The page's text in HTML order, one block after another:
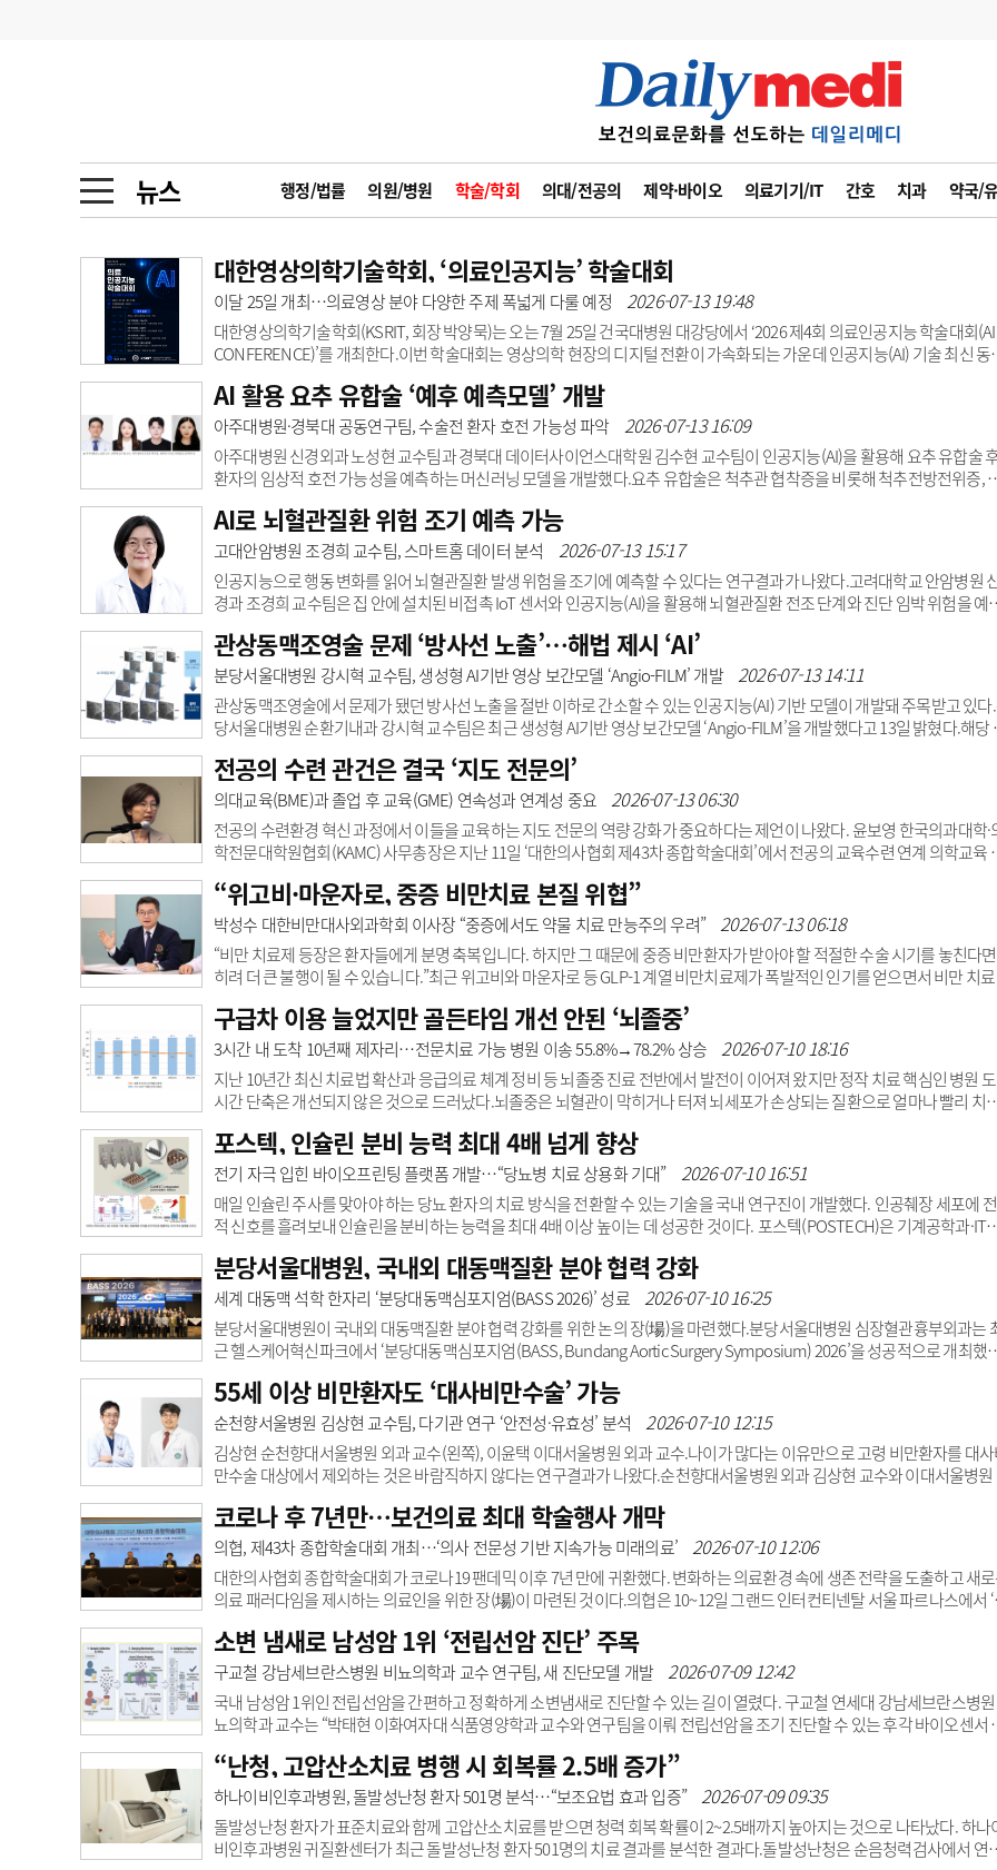
뉴스 행정/법률 의원/병원 학술/학회 의대/전공의 제약·바이오 의료기기/IT 간호 치과 약국/
금주의 검색어
1
의사인력 수급 추계
2
성분명 처방
3
AI의료
4
전공의 모집 결과
5
의사국시 합격률
6
관리급여 실시
8
9
의과대학 입시
사고
수첩
인물 초대석 피플
포토뉴스 포토뉴스
메디 Hospital 지역병원 중소병원
인포메이션 행정처분 판례 유권해석
학회/연수강좌 행사
고객센터 회사소개 법적고지
대한영상의학기술학회, ‘의료인공지능’ 학술대회
이달 25일 개최…의료영상 분야 다양한 주제 폭넓게 다룰 예정 2026-07-13 19:48
대한영상의학기술학회(KSRIT, 회장 박양묵)는 오는 7월 25일 건국대병원 대강당에서 ‘2026 제4회 의료인공지능 학술대회(AI
CONFERENCE)’를 개최한다.이번 학술대회는 영상의학 현장의 디지털 전환이 가속화되는 가운데 인공지능(AI) 기술 최신 동
전(全) 과정에 빠르게 스며들면서, 이를 실제 검사 현장에서 다루는 방사선사 역할과 전문성에 대한 논의도 그 어느 때보다 활발
해지고 있다.학회는 그동안 의료인공지능 학술대회를 정례적으로 개최하며, 의료영상 기술 고도화가 임상 현장과 방사선사 역
할에 가져오는 변화를 지속적으로 조명해 왔다. 이번 학술대회에서..
AI 활용 요추 유합술 ‘예후 예측모델’ 개발
아주대병원·경북대 공동연구팀, 수술전 환자 호전 가능성 파악 2026-07-13 16:09
아주대병원 신경외과 노성현 교수팀과 경북대 데이터사이언스대학원 김수현 교수팀이 인공지능(AI)을 활용해 요추 유합술
환자의 임상적 호전 가능성을 예측하는 머신러닝 모델을 개발했다.요추 유합술은 척추관 협착증을 비롯해 척추전방전위증,
삶의 질이 얼마나 개선됐는지가 중요한 치료 성과로 평가되고 있다.연구팀은 2021년 1월부터 2023년 12월까지 아주대병원에
요추 유합술을 받은 환자 359명의 임상 데이터를 분석했다. 나이, 성별, 체질량지수(BMI), 골밀도, 흡연력, 당뇨·고혈압 등 22개
수술 전(前) 정보를 바탕으로 수술 후(後) 임상적으로 의미 있는 호전..
AI로 뇌혈관질환 위험 조기 예측 가능
고대안암병원 조경희 교수팀, 스마트홈 데이터 분석 2026-07-13 15:17
인공지능으로 행동 변화를 읽어 뇌혈관질환 발생 위험을 조기에 예측할 수 있다는 연구결과가 나왔다.고려대학교 안암병원
경과 조경희 교수팀은 집 안에 설치된 비접촉 IoT 센서와 인공지능(AI)을 활용해 뇌혈관질환 전조 단계와 진단 임박 위험을 예
다. 대상자는 뇌혈관질환 진단이력이 없는 대조군 598명, 이미 진단받은 환자 598명, 처음에는 진단 이력이 없었지만 이후 뇌경
색 또는 뇌출혈로 병원 이송된 전조군 28명으로 나눴다.연구팀은 움직임 센서, 출입문 센서, 실내 온습도 센서에서 얻은 자료를
바탕으로 신체활동, 수면 패턴, 실내 환경 정보를 분석했다. 특히..
관상동맥조영술 문제 ‘방사선 노출’…해법 제시 ‘AI’
분당서울대병원 강시혁 교수팀, 생성형 AI기반 영상 보간모델 ‘Angio-FILM’ 개발 2026-07-13 14:11
관상동맥조영술에서 문제가 됐던 방사선 노출을 절반 이하로 간소할 수 있는 인공지능(AI) 기반 모델이 개발돼 주목받고 있다
당서울대병원 순환기내과 강시혁 교수팀은 최근 생성형 AI기반 영상 보간모델 ‘Angio-FILM’을 개발했다고 13일 밝혔다.해당
영술은 심장과 관상동맥의 빠른 박동에 맞춰 1초에 10~15장(프레임) 영상을 촬영하는데 초당 프레임 수가 높을수록 환자와 의
진의 방사선 노출도 증가한다는 문제가 있다.그러나 방사선량을 줄이기 위해 촬영 프레임을 낮추면 장면 사이 시간 간격이 길어
지면서 혈관 움직임이 끊기거나 떨리는 등 영상 품질에 대한 우려가 있다.이에 따라 현..
전공의 수련 관건은 결국 ‘지도 전문의’
의대교육(BME)과 졸업 후 교육(GME) 연속성과 연계성 중요 2026-07-13 06:30
전공의 수련환경 혁신 과정에서 이들을 교육하는 지도 전문의 역량 강화가 중요하다는 제언이 나왔다. 윤보영 한국의과대학·
학전문대학원협회(KAMC) 사무총장은 지난 11일 ‘대한의사협회 제43차 종합학술대회’에서 전공의 교육수련 연계 의학교육
계 필요성을 주장했다. 두 교육이 교육 영역과 목표, 소통 불일치 등으로 단절된 상황 속에서 전체적인 의사 역량과 교육을 연결
해 연속성을 확보하는 것이 중요한 과제라는 진단이다.이 과정에서 임상 교수 역할을 핵심 열쇠로 제시했다. 의과대학과 수련병
원에 동시에 소속된 교육자로서 자연스럽게 연결성을 만들어줄 수 ..
“위고비·마운자로, 중증 비만치료 본질 위협”
박성수 대한비만대사외과학회 이사장 “중증에서도 약물 치료 만능주의 우려” 2026-07-13 06:18
“비만 치료제 등장은 환자들에게 분명 축복입니다. 하지만 그 때문에 중증 비만환자가 받아야 할 적절한 수술 시기를 놓친다
히려 더 큰 불행이 될 수 있습니다.”최근 위고비와 마운자로 등 GLP-1 계열 비만치료제가 폭발적인 인기를 얻으면서 비만 치
다’는 인식도 빠르게 확산되고 있다.대한비만대사외과학회 박성수 초대 이사장(고려대학교 안암병원)은 이러한 분위기에 대해
“의학적 근거와는 거리가 먼 매우 위험한 오해”라고 단언했다.그는 “비만치료는 환자 상태에 맞게 약물과 수술을 적절히 활용해
야 한다”며 “특히 중증 비만에서는 비만대사수술이 여전히 가장 효과적이고 지속 ..
구급차 이용 늘었지만 골든타임 개선 안된 ‘뇌졸중’
3시간 내 도착 10년째 제자리…전문치료 가능 병원 이송 55.8%→78.2% 상승 2026-07-10 18:16
지난 10년간 최신 치료법 확산과 응급의료 체계 정비 등 뇌졸중 진료 전반에서 발전이 이어져 왔지만 정작 치료 핵심인 병원
시간 단축은 개선되지 않은 것으로 드러났다.뇌졸중은 뇌혈관이 막히거나 터져 뇌세포가 손상되는 질환으로 얼마나 빨리 치
신경과 김준엽·배희준 교수 연구팀은 지난 10년간 국내 뇌졸중 진료와 그 결과가 어떻게 변화해 왔는지를 종합적으로 분석한 연
구 결과를 8일 발표했다.건강보험심사평가원 ‘급성기 뇌졸중 적정성 평가’ 자료와 국민건강보험공단 청구 자료와 사망 자료를
연계해 2013년부터 2023년까지 뇌졸중 환자 데이터 13만 6191건을 분석한 것이다.그 ..
포스텍, 인슐린 분비 능력 최대 4배 넘게 향상
전기 자극 입힌 바이오프린팅 플랫폼 개발…“당뇨병 치료 상용화 기대” 2026-07-10 16:51
매일 인슐린 주사를 맞아야 하는 당뇨 환자의 치료 방식을 전환할 수 있는 기술을 국내 연구진이 개발했다. 인공췌장 세포에
적 신호를 흘려보내 인슐린을 분비하는 능력을 최대 4배 이상 높이는 데 성공한 것이다. 포스텍(POSTECH)은 기계공학과·IT
은 연구 성과를 냈다고 10일 밝혔다. 연구팀은 전도성 잉크와 바이오 잉크를 동시에 출력하는 바이오 하이브리드 3D 프린팅 기
을 기반으로 줄기세포에서 유래한 췌장 조직에 균일한 전기 자극을 주는 플랫폼을 개발했다. 1형 당뇨병은 췌장 안에서 인슐린
만드는 β(베타)세포가 면역 공격을 받아 사라지면..
분당서울대병원, 국내외 대동맥질환 분야 협력 강화
세계 대동맥 석학 한자리 ‘분당대동맥심포지엄(BASS 2026)’ 성료 2026-07-10 16:25
분당서울대병원이 국내외 대동맥질환 분야 협력 강화를 위한 논의 장(場)을 마련했다.분당서울대병원 심장혈관흉부외과는
근 헬스케어혁신파크에서 ‘분당대동맥심포지엄(BASS, Bundang Aortic Surgery Symposium) 2026’을 성공적으로 개최했
지엄은 ‘원위부(심장에서 멀리 떨어진 부위) 대동맥 장기관리 전략’을 주제로 박계현·이재항·정준철 교수가 공동 주관했다.미
국, 오스트리아, 일본, 태국 등 해외 연자 11명과 국내 연자 24명이 참여했으며 전국 각지에서 심장혈관흉부외과 의료진 130여
이 참석해 최신 연구 성과와 수술 경험을 나눴다.행사에서는..
55세 이상 비만환자도 ‘대사비만수술’ 가능
순천향서울병원 김상현 교수팀, 다기관 연구 ‘안전성·유효성’ 분석 2026-07-10 12:15
김상현 순천향대서울병원 외과 교수(왼쪽), 이윤택 이대서울병원 외과 교수. 나이가 많다는 이유만으로 고령 비만환자를 대사
만수술 대상에서 제외하는 것은 바람직하지 않다는 연구결과가 나왔다.순천향대서울병원 외과 김상현 교수와 이대서울병원
2019년 1월부터 12월까지 국내 6개 병원에서 대사비만수술을 받은 환자 410명을 분석했다. 이 중 55세 이상 고령군은 39명, 55
세 미만 젊은군은 371명이었으며, 두 군 간 수술 안전성과 수술 1년 후 체중 감소 및 동반질환 개선 효과를 비교했다. 그 결과, 수
시간과 수술 후 입원기간, 합병증 발생률, 재수술 및 재입원율, 사망률에서..
코로나 후 7년만…보건의료 최대 학술행사 개막
의협, 제43차 종합학술대회 개최…‘의사 전문성 기반 지속가능 미래의료’ 2026-07-10 12:06
대한의사협회 종합학술대회가 코로나19 팬데믹 이후 7년 만에 귀환했다. 변화하는 의료환경 속에 생존 전략을 도출하고 새
의료 패러다임을 제시하는 의료인을 위한 장(場)이 마련된 것이다.의협은 10~12일 그랜드 인터컨티넨탈 서울 파르나스에서
자간담회에서 “7년 침묵을 깨고 오프라인으로 개최되는 큰 행사”라며 “의료계가 당면한 많은 과제와 해결책을 담고, 전(全) 직역
과 소통하는 시간이 될 것”이라고 말했다. 이어 “이번 학술대회는 초고령 사회 진입과 필수의료를 비롯한 의료시스템 붕괴 위기
속에서 국민과 함께 나아갈 시대적 생존 전략을 도출한다”고 덧붙였다..
소변 냄새로 남성암 1위 ‘전립선암 진단’ 주목
구교철 강남세브란스병원 비뇨의학과 교수 연구팀, 새 진단모델 개발 2026-07-09 12:42
국내 남성암 1위인 전립선암을 간편하고 정확하게 소변냄새로 진단할 수 있는 길이 열렸다. 구교철 연세대 강남세브란스병원
뇨의학과 교수는 “박태현 이화여자대 식품영양학과 교수와 연구팀을 이뤄 전립선암을 조기 진단할 수 있는 후각 바이오센서
신체적·경제적 부담감을 줬던 PSA 검사 단점을 보완·대체 할 수 있는 비침습적 진단 방법 개발 필요성에 주목했다.먼저, 훈련된
탐지견이 환자 소변 냄새를 맡아 높은 정확도로 전립선암을 감별했다는 과거 연구자료에서 실마리를 찾아 인공 후각 기반 진단
시스템을 개발했다. 인간 후각 수용체 단백질 6종을 추출해 지질 성분으로 된 미세 인공 세..
“난청, 고압산소치료 병행 시 회복률 2.5배 증가”
하나이비인후과병원, 돌발성난청 환자 501명 분석…“보조요법 효과 입증” 2026-07-09 09:35
돌발성난청 환자가 표준치료와 함께 고압산소치료를 받으면 청력 회복 확률이 2~2.5배까지 높아지는 것으로 나타났다. 하나
비인후과병원 귀질환센터가 최근 돌발성난청 환자 501명의 치료 결과를 분석한 결과다.돌발성난청은 순음청력검사에서 연